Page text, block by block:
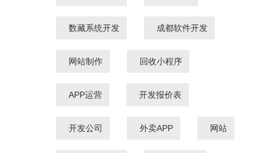
数藏系统开发 成都软件开发
网站制作 回收小程序
APP运营 开发报价表
开发公司 外卖APP 网站